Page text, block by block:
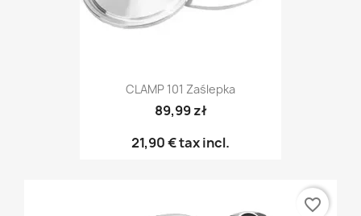
CLAMP 101 Zaślepka
89,99 zł
21,90 €tax incl.
favorite_border